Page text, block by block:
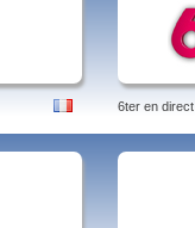
6ter en direct